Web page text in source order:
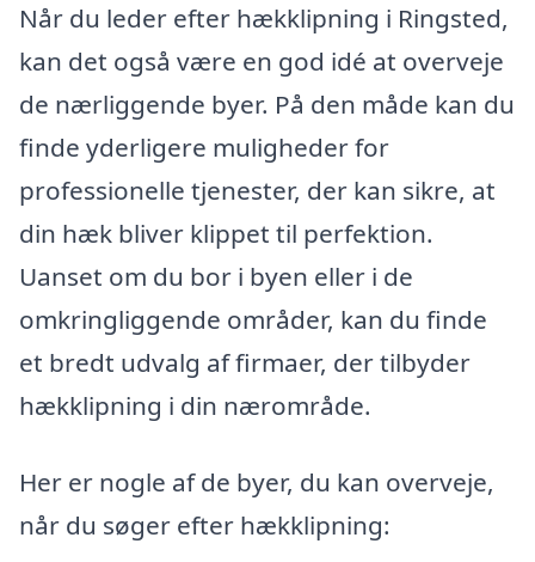
Når du leder efter hækklipning i Ringsted,
kan det også være en god idé at overveje
de nærliggende byer. På den måde kan du
finde yderligere muligheder for
professionelle tjenester, der kan sikre, at
din hæk bliver klippet til perfektion.
Uanset om du bor i byen eller i de
omkringliggende områder, kan du finde
et bredt udvalg af firmaer, der tilbyder
hækklipning i din nærområde.
Her er nogle af de byer, du kan overveje,
når du søger efter hækklipning: